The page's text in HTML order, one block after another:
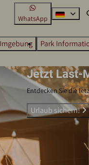
WhatsApp
Park
Jetzt Last-
Entdecken Sie die
Urlaub sichern!